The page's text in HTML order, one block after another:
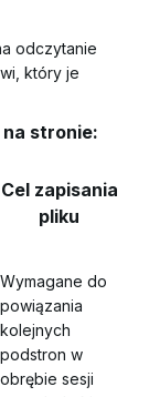
odczytanie
który je
stronie:
Cel zapisania
pliku
Wymagane do
powiązania
kolejnych
podstron w
obrębie sesji